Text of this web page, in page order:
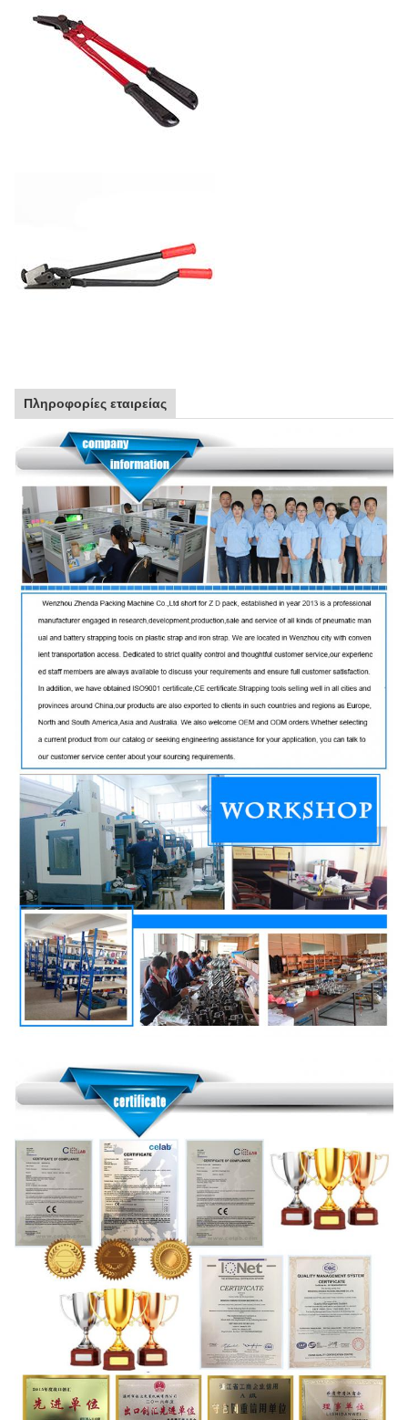
Πληροφορίες εταιρείας